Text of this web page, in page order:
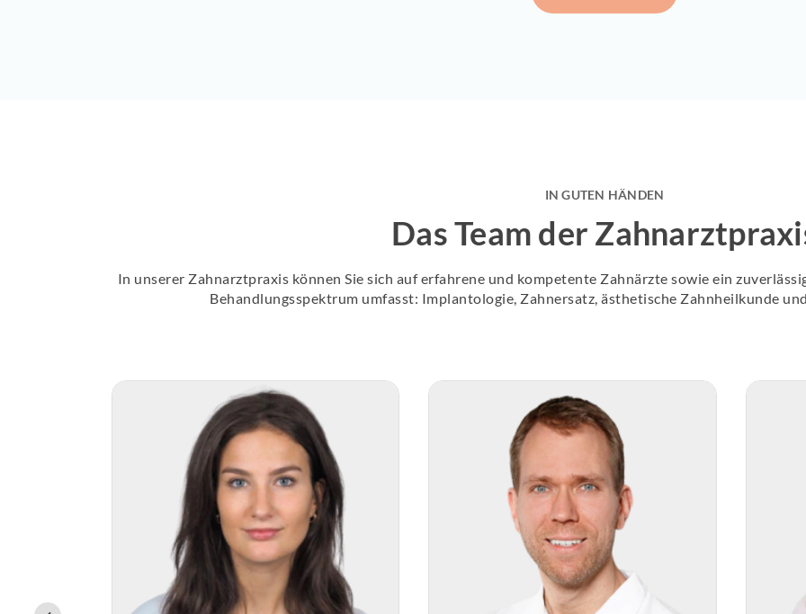
IN GUTEN HÄNDEN
Das Team der
In unserer Zahnarztpraxis können Sie sich auf erfahrene und kompetente Zahnärzte sowie ein
Behandlungsspektrum umfasst: Implantologie, Zahnersatz, ästhetische Zahnheilkunde